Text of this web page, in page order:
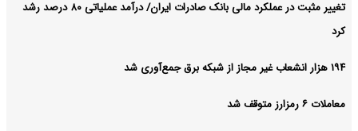
تغییر مثبت در عملکرد مالی بانک صادرات ایران/ درآمد عملیاتی ۸۰ درصد رشد
کرد
۱۹۴ هزار انشعاب غیر مجاز از شبکه برق جمع‌آوری شد
معاملات ۶ رمزارز متوقف شد